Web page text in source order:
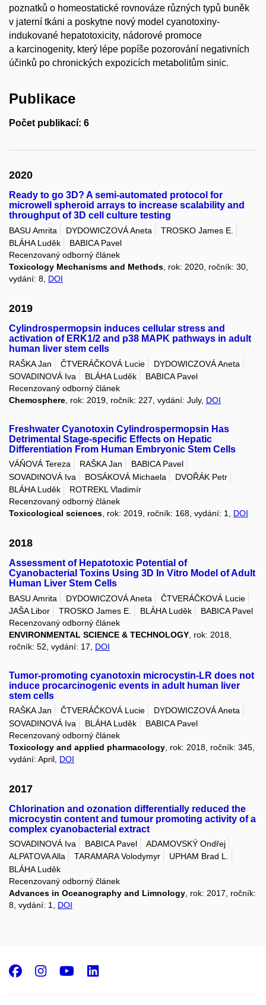
poznatků o homeostatické rovnováze různých typů buněk
v jaterní tkáni a poskytne nový model cyanotoxiny-
indukované hepatotoxicity, nádorové promoce
a karcinogenity, který lépe popíše pozorování negativních
účinků po chronických expozicích metabolitům sinic.
Publikace
Počet publikací: 6
2020
Ready to go 3D? A semi-automated protocol for
microwell spheroid arrays to increase scalability and
throughput of 3D cell culture testing
BASU Amrita DYDOWICZOVÁ Aneta
TROSKO James E.
BLÁHA Luděk
BABICA Pavel
Recenzovaný odborný článek
Toxicology Mechanisms and Methods , rok: 2020, ročník: 30,
vydání: 8, DOI
2019
Cylindrospermopsin induces cellular stress and
activation of ERK1/2 and p38 MAPK pathways in adult
human liver stem cells
RAŠKA Jan ČTVERÁČKOVÁ Lucie
DYDOWICZOVÁ Aneta
SOVADINOVÁ Iva
BLÁHA Luděk
BABICA Pavel
Recenzovaný odborný článek
Chemosphere , rok: 2019, ročník: 227, vydání: July, DOI
Freshwater Cyanotoxin Cylindrospermopsin Has
Detrimental Stage-specific Effects on Hepatic
Differentiation From Human Embryonic Stem Cells
VÁŇOVÁ Tereza RAŠKA Jan
BABICA Pavel
SOVADINOVÁ Iva
BOSÁKOVÁ Michaela
DVOŘÁK Petr
BLÁHA Luděk
ROTREKL Vladimír
Recenzovaný odborný článek
Toxicological sciences , rok: 2019, ročník: 168, vydání: 1, DOI
2018
Assessment of Hepatotoxic Potential of
Cyanobacterial Toxins Using 3D In Vitro Model of Adult
Human Liver Stem Cells
BASU Amrita DYDOWICZOVÁ Aneta
ČTVERÁČKOVÁ Lucie
JAŠA Libor
TROSKO James E. BLÁHA Luděk
BABICA Pavel
Recenzovaný odborný článek
ENVIRONMENTAL SCIENCE & TECHNOLOGY , rok: 2018,
ročník: 52, vydání: 17, DOI
Tumor-promoting cyanotoxin microcystin-LR does not
induce procarcinogenic events in adult human liver
stem cells
RAŠKA Jan ČTVERÁČKOVÁ Lucie
DYDOWICZOVÁ Aneta
SOVADINOVÁ Iva
BLÁHA Luděk
BABICA Pavel
Recenzovaný odborný článek
Toxicology and applied pharmacology , rok: 2018, ročník: 345,
vydání: April, DOI
2017
Chlorination and ozonation differentially reduced the
microcystin content and tumour promoting activity of a
complex cyanobacterial extract
SOVADINOVÁ Iva BABICA Pavel
ADAMOVSKÝ Ondřej
ALPATOVA Alla
TARAMARA Volodymyr
UPHAM Brad L.
BLÁHA Luděk
Recenzovaný odborný článek
Advances in Oceanography and Limnology , rok: 2017, ročník:
8, vydání: 1, DOI
Facebook
Instagram
Youtube